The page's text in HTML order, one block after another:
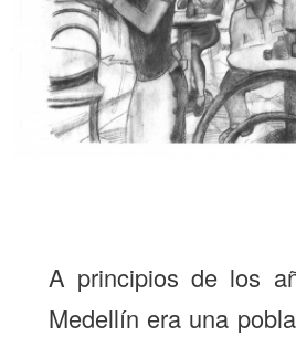
A principios de los
Medellín era una